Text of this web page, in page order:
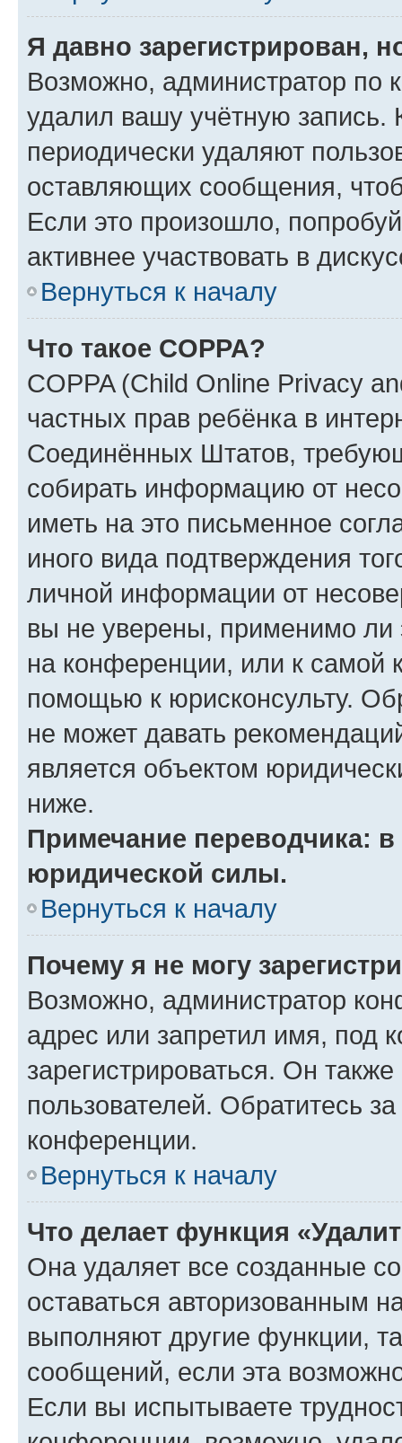
Я давно зарегистрирован,
Возможно, администратор по
удалил вашу учётную запись.
периодически удаляют
оставляющих сообщения,
Если это произошло,
активнее участвовать в
Вернуться к началу
Что такое COPPA?
COPPA (Child Online Privacy
частных прав ребёнка в
Соединённых Штатов,
собирать информацию от
иметь на это письменное
иного вида подтверждения
личной информации от
вы не уверены, применимо ли
на конференции, или к самой
помощью к юрисконсульту.
не может давать
является объектом
ниже.
Примечание переводчика:
юридической силы.
Вернуться к началу
Почему я не могу
Возможно, администратор
адрес или запретил имя, под
зарегистрироваться. Он
пользователей. Обратитесь
конференции.
Вернуться к началу
Что делает функция
Она удаляет все созданные
оставаться авторизованным
выполняют другие функции,
сообщений, если эта
Если вы испытываете